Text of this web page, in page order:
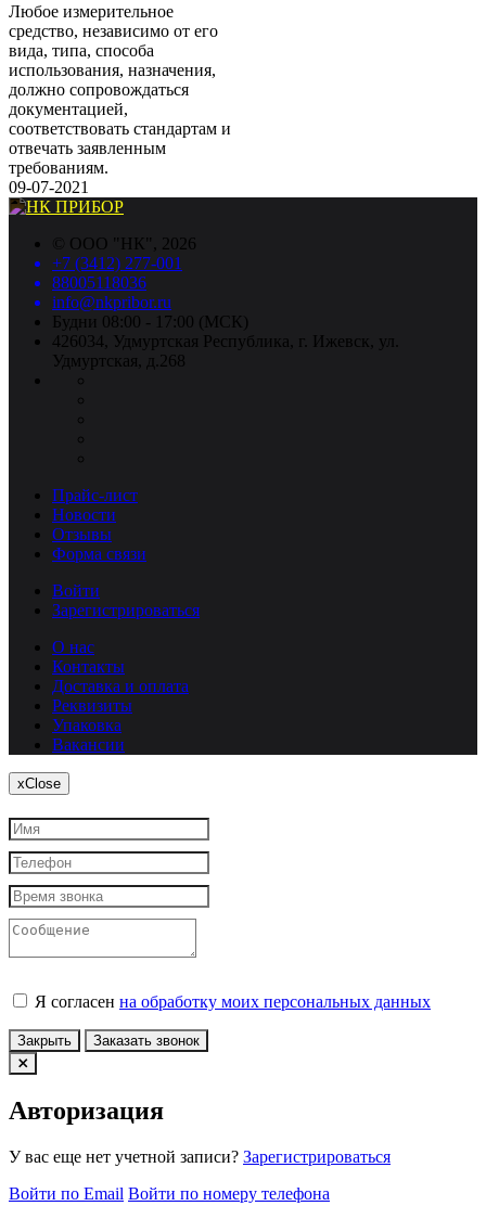
Любое измерительное
средство, независимо от его
вида, типа, способа
использования, назначения,
должно сопровождаться
документацией,
соответствовать стандартам и
отвечать заявленным
требованиям.
09-07-2021
© ООО "НК", 2026
+7 (3412) 277-001
88005118036
info@nkpribor.ru
Будни 08:00 - 17:00 (МСК)
426034, Удмуртская Республика, г. Ижевск, ул.
Удмуртская, д.268
Прайс-лист
Новости
Отзывы
Форма связи
Войти
Зарегистрироваться
О нас
Контакты
Доставка и оплата
Реквизиты
Упаковка
Вакансии
xClose
Я согласен на обработку моих персональных данных
Закрыть Заказать звонок
Авторизация
У вас еще нет учетной записи? Зарегистрироваться
Войти по Email Войти по номеру телефона